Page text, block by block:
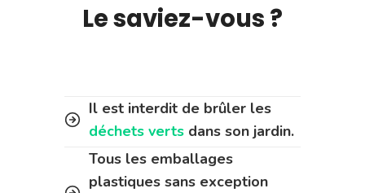
Le saviez-vous ?
Il est interdit de brûler les
déchets verts dans son jardin.
Tous les emballages
plastiques sans exception